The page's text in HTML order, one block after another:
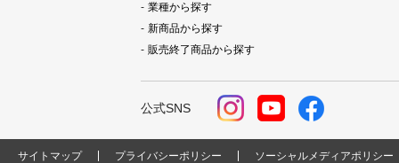
業種から探す
新商品から探す
販売終了商品から探す
公式SNS
サイトマップ プライバシーポリシー ソーシャルメディアポリシー